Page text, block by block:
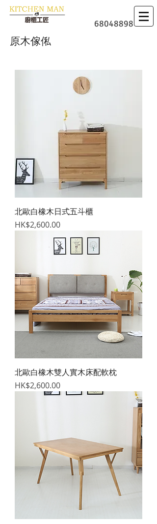
​廚櫃
68048898
原木傢俬
北歐白橡木日式五斗櫃
價格
HK$2,600.00
北歐白橡木雙人實木床配軟枕
價格
HK$2,600.00